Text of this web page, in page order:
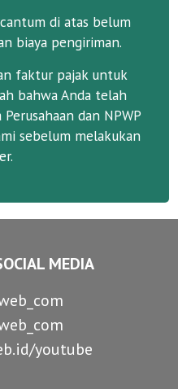
di atas belum
biaya pengiriman.
faktur pajak untuk
bahwa Anda telah
dan NPWP
sebelum melakukan
MEDIA
youtube